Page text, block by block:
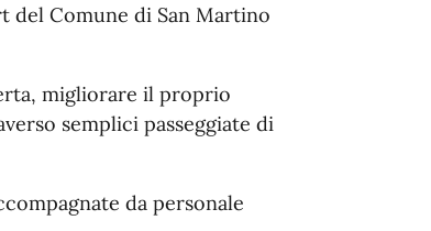
del Comune di San Martino
migliorare il proprio
semplici passeggiate di
da personale